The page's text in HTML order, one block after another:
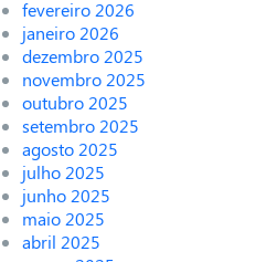
fevereiro 2026
janeiro 2026
dezembro 2025
novembro 2025
outubro 2025
setembro 2025
agosto 2025
julho 2025
junho 2025
maio 2025
abril 2025